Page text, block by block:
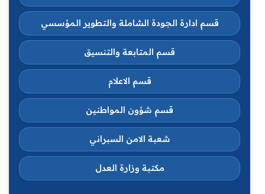
قسم ادارة الجودة الشاملة والتطوير المؤسسي
قسم المتابعة والتنسيق
قسم الاعلام
قسم شؤون المواطنين
شعبة الامن السبراني
مكتبة وزارة العدل